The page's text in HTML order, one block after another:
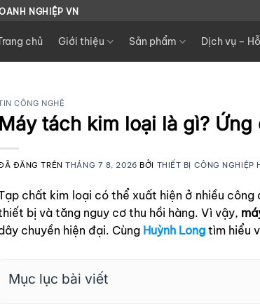
NGHIỆP VN
chủ Giới thiệu Sản phẩm Dịch vụ –
CÔNG NGHỆ
Máy tách kim loại là gì?
ĐĂNG TRÊNTHÁNG 7 8, 2026 BỞI THIẾT BỊ CÔNG NGHIỆP
chất kim loại có thể xuất hiện ở nhiều công
bị và tăng nguy cơ thu hồi hàng. Vì vậy,
chuyền hiện đại. Cùng Huỳnh Long tìm hiểu
Mục lục bài viết